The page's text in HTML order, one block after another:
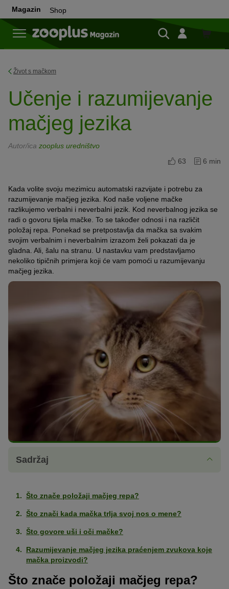
Magazin Shop
Shop
Život s mačkom
Učenje i razumijevanje
mačjeg jezika
Autor/ica zooplus uredništvo
63
6 min
Kada volite svoju mezimicu automatski razvijate i potrebu za
razumijevanje mačjeg jezika. Kod naše voljene mačke
razlikujemo verbalni i neverbalni jezik. Kod neverbalnog jezika se
radi o govoru tijela mačke. To se također odnosi i na različit
položaj repa. Ponekad se pretpostavlja da mačka sa svakim
svojim verbalnim i neverbalnim izrazom želi pokazati da je
gladna. Ali, šalu na stranu. U nastavku vam predstavljamo
nekoliko tipičnih primjera koji će vam pomoći u razumijevanju
mačjeg jezika.
Sadržaj
Što znače položaji mačjeg repa?
Što znači kada mačka trlja svoj nos o mene?
Što govore uši i oči mačke?
Razumijevanje mačjeg jezika praćenjem zvukova koje
mačka proizvodi?
Što znače položaji mačjeg repa?